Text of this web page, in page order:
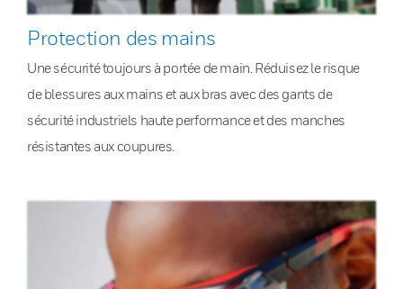
Protection des mains
Une sécurité toujours à portée de main. Réduisez le risque
de blessures aux mains et aux bras avec des gants de
sécurité industriels haute performance et des manches
résistantes aux coupures.